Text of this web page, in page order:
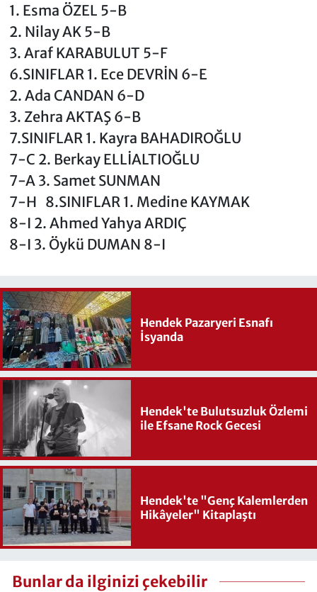
1. Esma ÖZEL 5-B
2. Nilay AK 5-B
3. Araf KARABULUT 5-F
6.SINIFLAR 1. Ece DEVRİN 6-E
2. Ada CANDAN 6-D
3. Zehra AKTAŞ 6-B
7.SINIFLAR 1. Kayra BAHADIROĞLU
7-C 2. Berkay ELLİALTIOĞLU
7-A 3. Samet SUNMAN
7-H 8.SINIFLAR 1. Medine KAYMAK
8-I 2. Ahmed Yahya ARDIÇ
8-I 3. Öykü DUMAN 8-I
Hendek Pazaryeri Esnafı
İsyanda
Hendek'te Bulutsuzluk Özlemi
ile Efsane Rock Gecesi
Hendek'te "Genç Kalemlerden
Hikâyeler" Kitaplaştı
Bunlar da ilginizi çekebilir